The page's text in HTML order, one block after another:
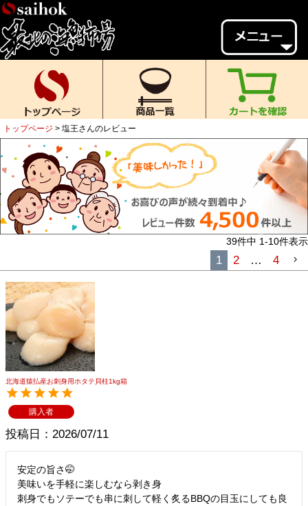
会員様メニュー
ゲスト
様、
いらっしゃいませ。
ご来店ありがとうございます。
新規会員登録
MYページ MYクーポン
ポイント履歴 お気に入り
レビュー投稿 閲覧履歴
返品について
メルマガ登録
特定商取引法表示
トップページ 塩王さんのレビュー
39件中 1-10件表示
1 2 … 4
北海道猿払産お刺身用ホタテ貝柱1kg箱
購入者
投稿日 2026/07/11
安定の旨さ🤭
美味いを手軽に楽しむなら剥き身
刺身でもソテーでも串に刺して軽く炙るBBQの目玉にしても良